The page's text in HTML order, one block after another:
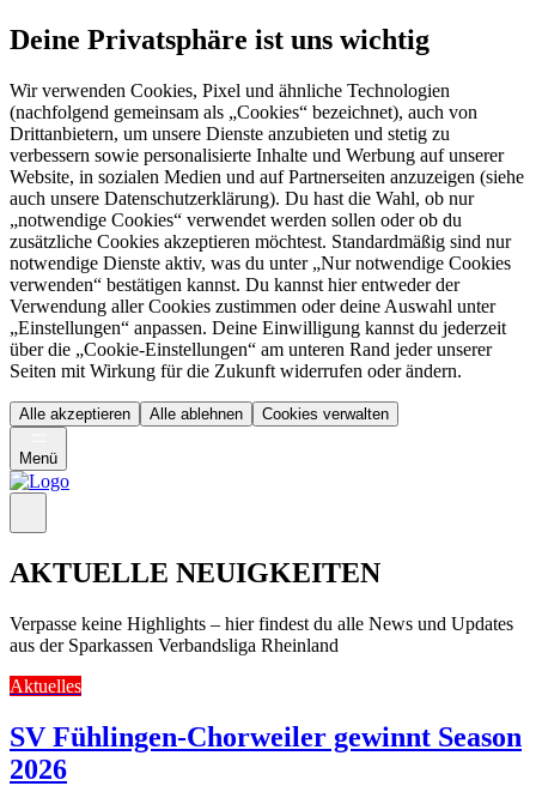
Deine Privatsphäre ist uns wichtig
Wir verwenden Cookies, Pixel und ähnliche Technologien
(nachfolgend gemeinsam als „Cookies“ bezeichnet), auch von
Drittanbietern, um unsere Dienste anzubieten und stetig zu
verbessern sowie personalisierte Inhalte und Werbung auf unserer
Website, in sozialen Medien und auf Partnerseiten anzuzeigen (siehe
auch unsere Datenschutzerklärung). Du hast die Wahl, ob nur
„notwendige Cookies“ verwendet werden sollen oder ob du
zusätzliche Cookies akzeptieren möchtest. Standardmäßig sind nur
notwendige Dienste aktiv, was du unter „Nur notwendige Cookies
verwenden“ bestätigen kannst. Du kannst hier entweder der
Verwendung aller Cookies zustimmen oder deine Auswahl unter
„Einstellungen“ anpassen. Deine Einwilligung kannst du jederzeit
über die „Cookie-Einstellungen“ am unteren Rand jeder unserer
Seiten mit Wirkung für die Zukunft widerrufen oder ändern.
Alle akzeptieren Alle ablehnen Cookies verwalten
Menü
AKTUELLE NEUIGKEITEN
Verpasse keine Highlights – hier findest du alle News und Updates
aus der Sparkassen Verbandsliga Rheinland
Aktuelles
SV Fühlingen-Chorweiler gewinnt Season
2026